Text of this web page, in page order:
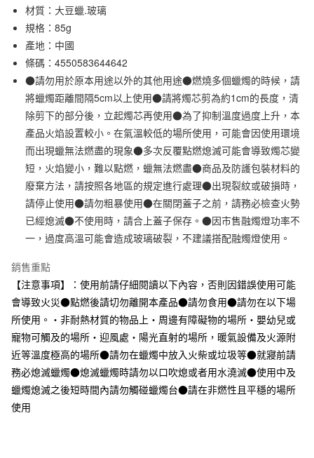
合作金庫商業銀行
華南商業銀行
上海商業儲蓄銀行
臺灣中小企業銀行
匯豐（台灣）商業銀行
華泰商業銀行
聯邦商業銀行
遠東國際商業銀行
元大商業銀行
永豐商業銀行
玉山商業銀行
星展（台灣）商業銀行
台新國際商業銀行
中國信託商業銀行
台灣樂天信用卡公司
超商取貨付款
LINE Pay
Apple Pay
街口支付
悠遊付
運送方式
全家取貨付款
每筆NT$65，滿NT$1,000(含以上)免運費
付款後全家取貨
每筆NT$65，滿NT$1,000(含以上)免運費
7-11取貨付款
每筆NT$65，滿NT$1,000(含以上)免運費
付款後7-11取貨
每筆NT$65，滿NT$1,000(含以上)免運費
宅配
每筆NT$150，滿NT$2,000(含以上)免運費
無印良品門市自取
材質：大豆蠟.玻璃
規格：85g
產地：中國
條碼：4550583644642
●請勿用於原本用途以外的其他用途●燃燒多個蠟燭的時候，請
將蠟燭距離間隔5cm以上使用●請將燭芯剪為約1cm的長度，清
除剪下的部分後，立起燭芯再使用●為了抑制溫度過度上升，本
產品火焰設置較小。在氣溫較低的場所使用，可能會因使用環境
而出現蠟無法燃盡的現象●多次反覆點燃熄滅可能會導致燭芯變
短，火焰變小，難以點燃，蠟無法燃盡●商品及防護包裝材料的
廢棄方法，請按照各地區的規定進行處理●出現裂紋或破損時，
請停止使用●請勿粗暴使用●在關閉蓋子之前，請務必檢查火勢
已經熄滅●不使用時，請合上蓋子保存。●因市售融燭燈功率不
一，過度高溫可能會造成玻璃破裂，不建議搭配融燭燈使用。
銷售重點
【注意事項】：使用前請仔細閱讀以下內容，否則因錯誤使用可能
會導致火災●點燃後請切勿離開本產品●請勿食用●請勿在以下場
所使用。・非耐熱材質的物品上・周邊有障礙物的場所・嬰幼兒或
寵物可觸及的場所・迎風處・陽光直射的場所，暖氣設備及火源附
近等溫度極高的場所●請勿在蠟燭中放入火柴或垃圾等●就寢前請
務必熄滅蠟燭●熄滅蠟燭時請勿以口吹熄或者用水澆滅●使用中及
蠟燭熄滅之後短時間內請勿觸碰蠟燭台●請在非燃性且平穩的場所
使用